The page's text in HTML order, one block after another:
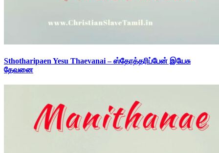
Sthotharipaen Yesu Thaevanai – ஸ்தோத்தரிப்பேன் இயேசு
தேவனை